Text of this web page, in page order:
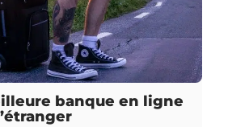
banque en ligne